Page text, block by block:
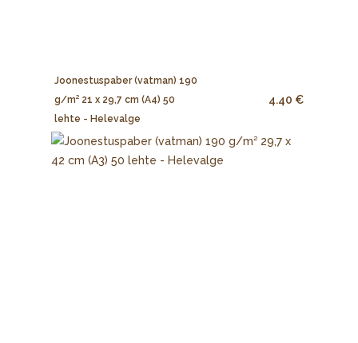
Joonestuspaber (vatman) 190
g/m² 21 x 29,7 cm (A4) 50
lehte - Helevalge
4.40 €